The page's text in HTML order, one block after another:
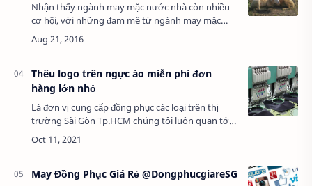
Nhận thấy ngành may mặc nước nhà còn nhiều
cơ hội, với những đam mê từ ngành may mặc
trong quá trình đi làm việc cho các công ty may
mặc trong nước cũng như nước ngoài.&n…
Thêu logo trên ngực áo miễn phí đơn
hàng lớn nhỏ
Là đơn vị cung cấp đồng phục các loại trên thị
trường Sài Gòn Tp.HCM chúng tôi luôn quan tới
những vấn đê dù là nhỏ nhất của khách hàng.
Ngoài những chiếc áo qu…
May Đồng Phục Giá Rẻ @DongphucgiareSG